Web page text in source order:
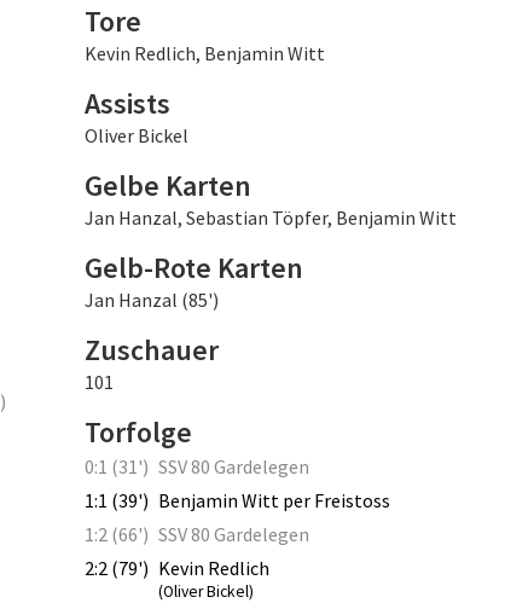
)
Tore
Kevin Redlich, Benjamin Witt
Assists
Oliver Bickel
Gelbe Karten
Jan Hanzal, Sebastian Töpfer, Benjamin Witt
Gelb-Rote Karten
Jan Hanzal (85')
Zuschauer
101
Torfolge
0:1 (31') SSV 80 Gardelegen
1:1 (39') Benjamin Witt per Freistoss
1:2 (66') SSV 80 Gardelegen
2:2 (79') Kevin Redlich
(Oliver Bickel)